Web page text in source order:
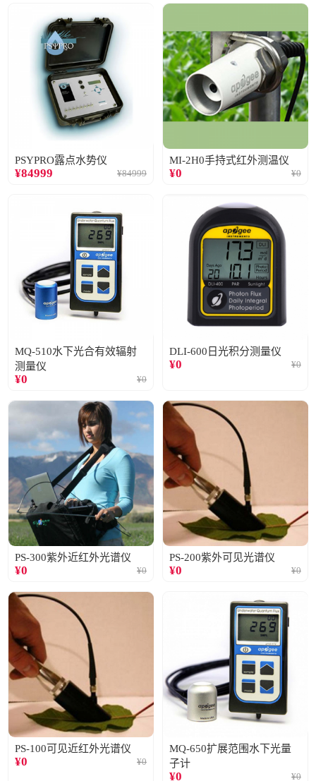
PSYPRO露点水势仪
¥84999 ¥84999
MI-2H0手持式红外测温仪
¥0 ¥0
MQ-510水下光合有效辐射
测量仪
¥0 ¥0
DLI-600日光积分测量仪
¥0 ¥0
PS-300紫外近红外光谱仪
¥0 ¥0
PS-200紫外可见光谱仪
¥0 ¥0
PS-100可见近红外光谱仪
¥0 ¥0
MQ-650扩展范围水下光量
子计
¥0 ¥0